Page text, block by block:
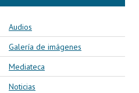
Audios
Galería de imágenes
Mediateca
Noticias